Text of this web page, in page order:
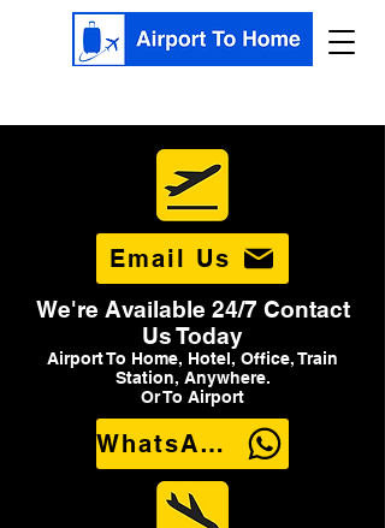
Email Us
We're Available 24/7 Contact
Us Today
Airport To Home, Hotel, Office, Train
Station, Anywhere.
Or To Airport
WhatsApp Us